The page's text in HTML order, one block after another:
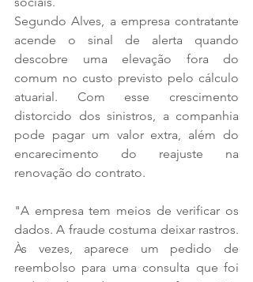
Segundo Alves, a empresa contratante
acende o sinal de alerta quando
descobre uma elevação fora do
comum no custo previsto pelo cálculo
atuarial. Com esse crescimento
distorcido dos sinistros, a companhia
pode pagar um valor extra, além do
encarecimento do reajuste na
renovação do contrato.
"A empresa tem meios de verificar os
dados. A fraude costuma deixar rastros.
Às vezes, aparece um pedido de
reembolso para uma consulta que foi